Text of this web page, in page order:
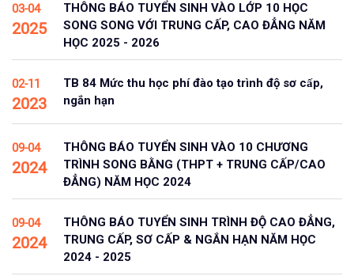
03-04
2025
THÔNG BÁO TUYỂN SINH VÀO LỚP 10 HỌC
SONG SONG VỚI TRUNG CẤP, CAO ĐẲNG NĂM
HỌC 2025 - 2026
02-11
2023
TB 84 Mức thu học phí đào tạo trình độ sơ cấp,
ngắn hạn
09-04
2024
THÔNG BÁO TUYỂN SINH VÀO 10 CHƯƠNG
TRÌNH SONG BẰNG (THPT + TRUNG CẤP/CAO
ĐẲNG) NĂM HỌC 2024
09-04
2024
THÔNG BÁO TUYỂN SINH TRÌNH ĐỘ CAO ĐẲNG,
TRUNG CẤP, SƠ CẤP & NGẮN HẠN NĂM HỌC
2024 - 2025